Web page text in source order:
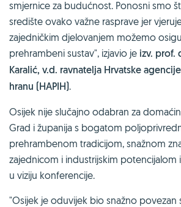
smjernice za budućnost. Ponosni smo
središte ovako važne rasprave jer
zajedničkim djelovanjem možemo
prehrambeni sustav", izjavio je izv. prof.
Karalić, v.d. ravnatelja Hrvatske
hranu (HAPIH).
Osijek nije slučajno odabran za
Grad i županija s bogatom
prehrambenom tradicijom, snažnom
zajednicom i industrijskim potencijalom
u viziju konferencije.
"Osijek je oduvijek bio snažno